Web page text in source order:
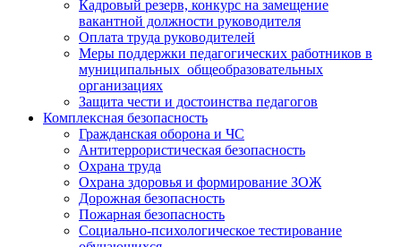
Кадровый резерв, конкурс на замещение
вакантной должности руководителя
Оплата труда руководителей
Меры поддержки педагогических работников в
муниципальных общеобразовательных
организациях
Защита чести и достоинства педагогов
Комплексная безопасность
Гражданская оборона и ЧС
Антитеррористическая безопасность
Охрана труда
Охрана здоровья и формирование ЗОЖ
Дорожная безопасность
Пожарная безопасность
Социально-психологическое тестирование